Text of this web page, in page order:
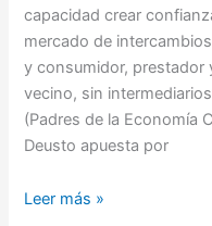
capacidad crear
mercado de
y consumidor, prestador
vecino, sin
(Padres de la Economía
Deusto apuesta por
Leer más »